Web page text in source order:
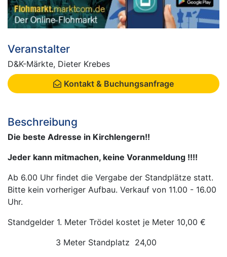
Veranstalter
D&K-Märkte, Dieter Krebes
Kontakt & Buchungsanfrage
Beschreibung
Die beste Adresse in Kirchlengern!!
Jeder kann mitmachen, keine Voranmeldung !!!!
Ab 6.00 Uhr findet die Vergabe der Standplätze statt.
Bitte kein vorheriger Aufbau. Verkauf von 11.00 - 16.00
Uhr.
Standgelder 1. Meter Trödel kostet je Meter 10,00 €
3 Meter Standplatz 24,00